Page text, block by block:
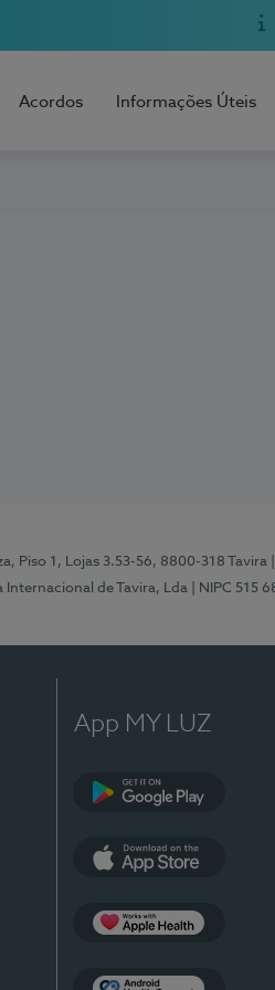
Acordos Informações Úteis
Piso 1, Lojas 3.53-56, 8800-318 Tavira
Internacional de Tavira, Lda | NIPC 515
App MY LUZ